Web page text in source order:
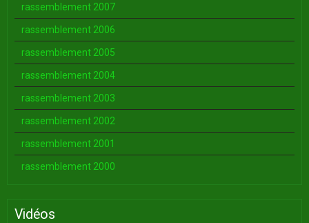
rassemblement 2007
rassemblement 2006
rassemblement 2005
rassemblement 2004
rassemblement 2003
rassemblement 2002
rassemblement 2001
rassemblement 2000
Vidéos